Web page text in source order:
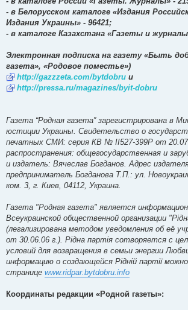
- в Белорусском каталоге «Издания
Издания Украины» - 96421;
- в каталоге Казахстана «Газеты и
Электронная подписка на газету «Быть
газета», «Родовое поместье»)
http://gazzzeta.com/bytdobru и
http://pressa.ru/magazines/byit-dobru
Газета “Родная газета” зарегистрирована в
юстиции Украины. Свидетельство о
печатных СМИ: серия КВ № ІІ527-399Р от
распространения: общегосударственная и
и издатель: Вячеслав Богданов. Адрес
предприниматель Богданова Т.П.: ул.
ком. 3, г. Киев, 04112, Украина.
Газета "Родная газета" является
Всеукраинской общественной организации
(легализирована методом уведомления об её
от 30.06.06 г.). Рідна партія сотворяется с
условий для возвращения в семьи энергии
информацию о создающейся Рідній партії
странице www.ridpar.bytdobru.info
Координаты редакции «Родной газеты»: